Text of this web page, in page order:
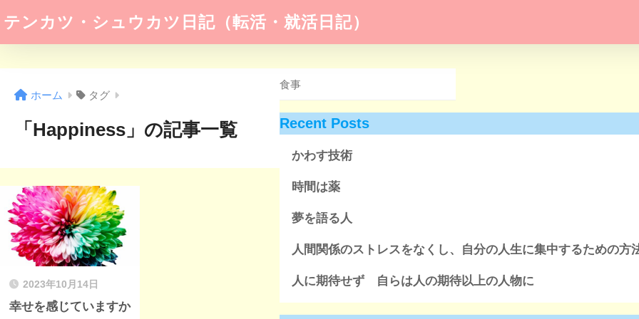
テンカツ・シュウカツ日記（転活・就活日記）
ホーム タグ
「Happiness」の記事一覧
2023年10月14日
幸せを感じていますか
Recent Posts
かわす技術
時間は薬
夢を語る人
人間関係のストレスをなくし、自分の人生に集中するための方
人に期待せず 自らは人の期待以上の人物に